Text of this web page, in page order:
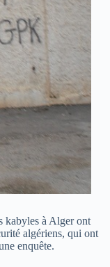
kabyles à Alger ont
algériens, qui ont
enquête.